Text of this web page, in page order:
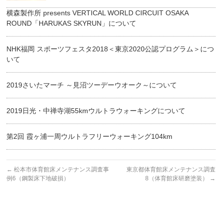
横森製作所 presents VERTICAL WORLD CIRCUIT OSAKA
ROUND「HARUKAS SKYRUN」について
NHK福岡 スポーツフェスタ2018＜東京2020公認プログラム＞につ
いて
2019さいたマーチ ～見沼ツーデーウオーク～について
2019日光・中禅寺湖55kmウルトラウォーキングについて
第2回 霞ヶ浦一周ウルトラフリーウォーキング104km
← 松本市体育館床メンテナンス調査事
例6（鋼製床下地破損）
東京都体育館床メンテナンス調査
8（体育館床研磨塗装）
→